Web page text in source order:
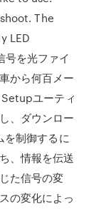
The
LED
を光ファイ
から何百メー
ユーティ
、ダウンロー
を制御するに
、情報を伝送
た信号の変
の変化によっ